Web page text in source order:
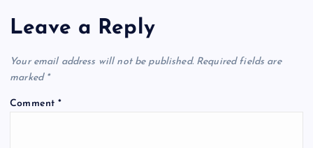
a
v
i
Leave a Reply
Your email address will not be published. Required fields are
marked *
Comment*